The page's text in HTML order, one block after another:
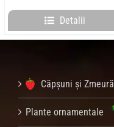
Detalii
Căpșuni și Zmeură
Plante ornamentale